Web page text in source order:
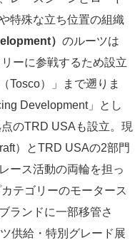
特殊な立ち位置の組織
） のルーツは
ーに参戦するため設立
Tosco）」まで遡りま
Development」とし
のTRD USAも設立。現
）とTRD USAの2部門
ース活動の両輪を担っ
テゴリーのモータース
ランドに一部移管さ
供給・特別グレード展